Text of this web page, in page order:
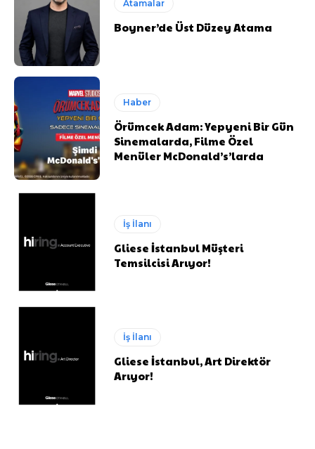
Atamalar
Boyner’de Üst Düzey Atama
Haber
Örümcek Adam: Yepyeni Bir Gün
Sinemalarda, Filme Özel
Menüler McDonald’s’larda
İş İlanı
Gliese İstanbul Müşteri
Temsilcisi Arıyor!
İş İlanı
Gliese İstanbul, Art Direktör
Arıyor!